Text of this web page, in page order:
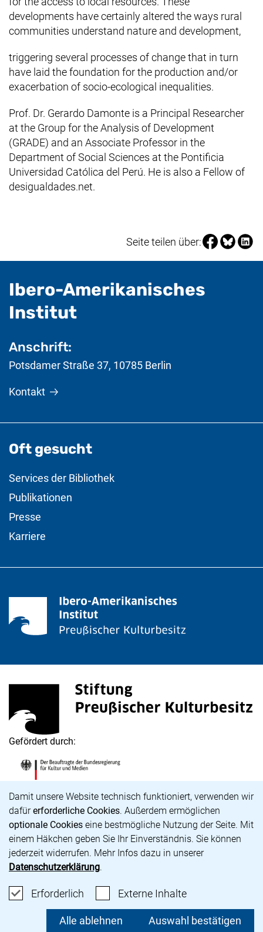
Damit unsere Website technisch funktioniert, verwenden wir
dafürerforderliche Cookies. Außerdem ermöglichen
optionale Cookies eine bestmögliche Nutzung der Seite. Mit
einem Häkchen geben Sie Ihr Einverständnis. Sie können
jederzeit widerrufen. Mehr Infos dazu in unserer
Datenschutzerklärung.
Erforderlich Erforderliche Cookies akzeptieren
Externe Inhalte: Externe
Alle ablehnen Auswahl bestätigen
developments have certainly altered the ways rural
communities understand nature and development,
triggering several processes of change that in turn
have laid the foundation for the production and/or
exacerbation of socio-ecological inequalities.
Prof. Dr. Gerardo Damonte is a Principal Researcher
at the Group for the Analysis of Development
(GRADE) and an Associate Professor in the
Department of Social Sciences at the Pontificia
Universidad Católica del Perú. He is also a Fellow of
desigualdades.net.
Seite teilen über:Seite über
Seite
Ibero-Amerikanisches
Institut- nützliche
Anschrift:
Potsdamer Straße 37, 10785 Berlin
Kontakt
Oft gesucht
Services der Bibliothek
Publikationen
Presse
Karriere
Stiftung Preußischer Kulturbesitz
(externer Link, öffnet neues Fenster)
Gefördert durch:
Karriere
Barrierefreiheit
Impressum
Datenschutz
Cookie-Einstellungen
unsere Bluesky-Seite (externer Link, öffnet neues
unsere Instagram-Seite (externer Link, öffnet
unsere Facebook-Seite (externer Link, öffnet
unsere YouTube-Seite (externer Link,